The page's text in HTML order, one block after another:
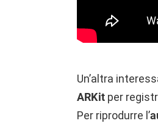
Un’altra
ARKit per
Per riprodurre l’